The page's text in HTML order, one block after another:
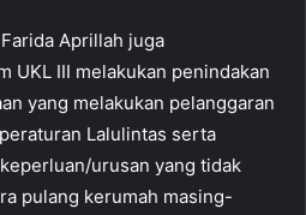
Aprillah juga
UKL III melakukan penindakan
yang melakukan pelanggaran
Lalulintas serta
urusan yang tidak
pulang kerumah masing-